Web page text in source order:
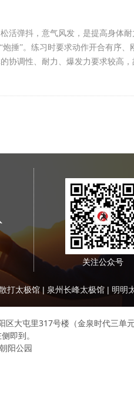
活弹抖，意气风发，是提高身体
捶”。练习时要求动作开合有序、
调性、耐力、爆发力要求较高，
打太极馆 | 泉州长峰太极馆 | 明明
关注公众号
大屯里317号楼（金泉时代三单
即到。
阳公园